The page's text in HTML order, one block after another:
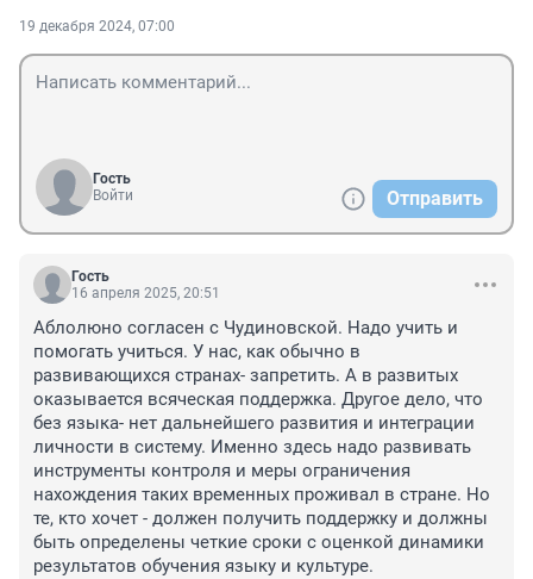
19 декабря 2024, 07:00
Гость
Войти
Отправить
Гость
16 апреля 2025, 20:51
Аблолюно согласен с Чудиновской. Надо учить и
помогать учиться. У нас, как обычно в
развивающихся странах- запретить. А в развитых
оказывается всяческая поддержка. Другое дело, что
без языка- нет дальнейшего развития и интеграции
личности в систему. Именно здесь надо развивать
инструменты контроля и меры ограничения
нахождения таких временных проживал в стране. Но
те, кто хочет - должен получить поддержку и должны
быть определены четкие сроки с оценкой динамики
результатов обучения языку и культуре.